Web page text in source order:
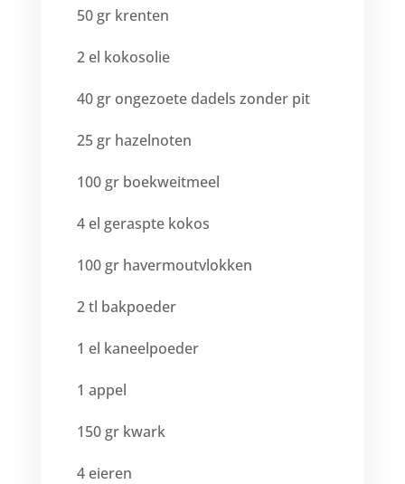
50 gr krenten
2 el kokosolie
40 gr ongezoete dadels zonder pit
25 gr hazelnoten
100 gr boekweitmeel
4 el geraspte kokos
100 gr havermoutvlokken
2 tl bakpoeder
1 el kaneelpoeder
1 appel
150 gr kwark
4 eieren